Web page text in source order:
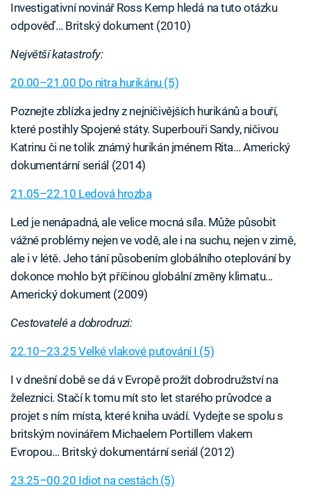
Investigativní novinář Ross Kemp hledá na tuto otázku
odpověď… Britský dokument (2010)
Největší katastrofy:
20.00–21.00 Do nitra hurikánu (5)
Poznejte zblízka jedny z nejničivějších hurikánů a bouří,
které postihly Spojené státy. Superbouři Sandy, ničivou
Katrinu či ne tolik známý hurikán jménem Rita… Americký
dokumentární seriál (2014)
21.05–22.10 Ledová hrozba
Led je nenápadná, ale velice mocná síla. Může působit
vážné problémy nejen ve vodě, ale i na suchu, nejen v zimě,
ale i v létě. Jeho tání působením globálního oteplování by
dokonce mohlo být příčinou globální změny klimatu...
Americký dokument (2009)
Cestovatelé a dobrodruzi:
22.10–23.25 Velké vlakové putování I (5)
I v dnešní době se dá v Evropě prožít dobrodružství na
železnici. Stačí k tomu mít sto let starého průvodce a
projet s ním místa, které kniha uvádí. Vydejte se spolu s
britským novinářem Michaelem Portillem vlakem
Evropou… Britský dokumentární seriál (2012)
23.25–00.20 Idiot na cestách (5)